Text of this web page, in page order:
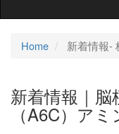
Home 新着情報‐
新着情報｜
（A6C）ア